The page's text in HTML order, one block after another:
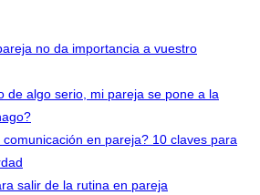
no da importancia a vuestro
de algo serio, mi pareja se pone a la
en pareja? 10 claves para
salir de la rutina en pareja